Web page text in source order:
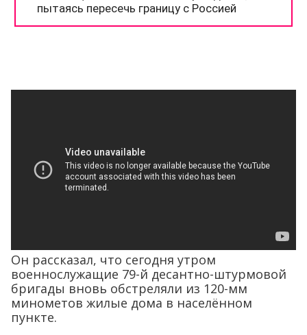
Он рассказал, что сегодня утром
военнослужащие 79-й десантно-штурмовой
бригады вновь обстреляли из 120-мм
минометов жилые дома в населённом
пункте.